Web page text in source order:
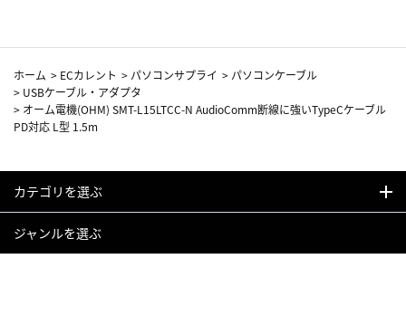
ホーム > ECカレント > パソコンサプライ > パソコンケーブル
> USBケーブル・アダプタ
> オーム電機(OHM) SMT-L15LTCC-N AudioComm断線に強いTypeCケーブル
PD対応 L型 1.5m
カテゴリを選ぶ
ジャンルを選ぶ